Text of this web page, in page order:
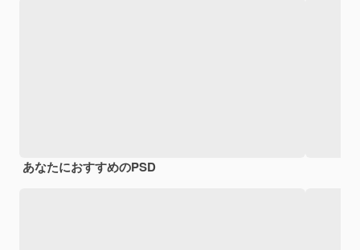
あなたにおすすめのPSD